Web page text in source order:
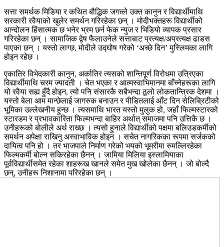
सत्ता समर्थक मिडिया र कथित बौद्धिक जगत्ले उक्त कानुन र विद्यार्थीमाथि
सरकारी रवैयाको खुलेर समर्थन गरिरहेका छन् । मोदीभक्तहरू विद्यार्थीको
आन्दोलन हिंसात्मक छ भनेर भ्रम छर्न फेक न्युज र भिडियो व्यापक प्रसार
गरिरहेका छन् । सामाजिक द्वेष फैलाउनेले सत्ताबाट प्रत्यक्ष/अप्रत्यक्ष ढाडस
पाएका छन् । यस्तो लाग्छ, मोदीले उद्घोष गरेको ‘अच्छे दिन’ मुस्लिमका लागि
होइन रहेछ ।
एकातिर विभेदकारी कानुन, अर्कातिर त्यसको शान्तिपूर्ण विरोधमा उत्रिएका
विद्यार्थीमाथि चरम ज्यादती । चेत भएका र आत्मस्वाभिमानमा बाँच्नेहरूका लागि
यो रवैया सह्य हुँदै होइन, त्यो पनि संसारकै सबैभन्दा ठूलो लोकतान्त्रिक देशमा ।
यस्तो बेला आम मान्छेलाई जागरुक बनाउन र पीडितलाई आँट दिन सेलिब्रिटीको
भूमिका उल्लेखनीय हुन्छ । त्यसमाथि भारत यस्तो मुलुक हो, जहाँ फिल्मस्टारको
स्टारडम र प्रभावकारिता फिल्मभन्दा बाहिर अर्थात् समाजमा पनि उत्तिकै छ ।
उनीहरूको बोलीले अर्थ राख्छ । त्यसो हुनाले विद्यार्थीको पक्षमा बलिउडकर्मीको
समर्थन अपेक्षा राखिनु अस्वाभाविक होइन । सचेत नागरिकका रूपमा सर्जकको
दायित्व पनि हो । तर भाजपाले निर्माण गरेको भयको भूमरीमा रुमल्लिरहेका
फिल्मकर्मी बोल्न सकिरहेका छैनन् । जामिया मिलिया इस्लामियाका
पूर्वविद्यार्थीसमेत रहेका शाहरूख खानले समेत मुख खोलेका छैनन् । जो बोल्दै
छन्, उनीहरू निशानामा परिरहेका छन् ।